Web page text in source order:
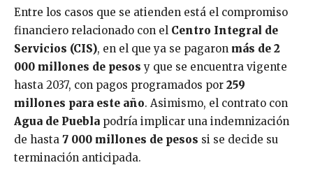
Entre los casos que se atienden está el compromiso
financiero relacionado con el Centro Integral de
Servicios (CIS), en el que ya se pagaron más de 2
000 millones de pesos y que se encuentra vigente
hasta 2037, con pagos programados por 259
millones para este año. Asimismo, el contrato con
Agua de Puebla podría implicar una indemnización
de hasta 7 000 millones de pesos si se decide su
terminación anticipada.